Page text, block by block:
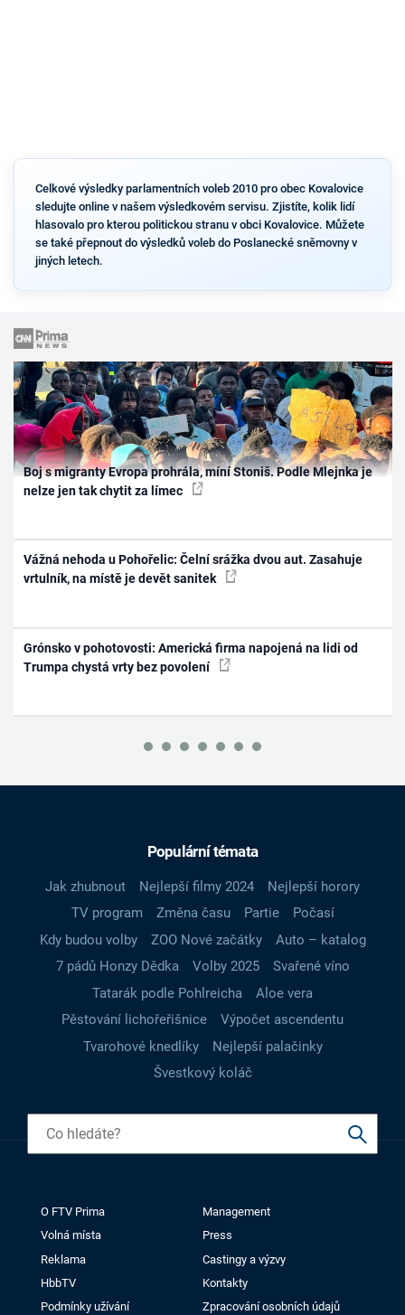
Celkové výsledky parlamentních voleb 2010 pro obec Kovalovice
sledujte online v našem výsledkovém servisu. Zjistíte, kolik lidí
hlasovalo pro kterou politickou stranu v obci Kovalovice. Můžete
se také přepnout do výsledků voleb do Poslanecké sněmovny v
jiných letech.
Boj s migranty Evropa prohrála, míní Stoniš. Podle Mlejnka je
nelze jen tak chytit za límec
Vážná nehoda u Pohořelic: Čelní srážka dvou aut. Zasahuje
vrtulník, na místě je devět sanitek
Grónsko v pohotovosti: Americká firma napojená na lidi od
Trumpa chystá vrty bez povolení
Populární témata
Jak zhubnout Nejlepší filmy 2024
Nejlepší horory
TV program
Změna času Partie
Počasí
Kdy budou volby
ZOO Nové začátky
Auto – katalog
7 pádů Honzy Dědka
Volby 2025
Svařené víno
Tatarák podle Pohlreicha
Aloe vera
Pěstování lichořeřišnice
Výpočet ascendentu
Tvarohové knedlíky
Nejlepší palačinky
Švestkový koláč
O FTV Prima
Management
Volná místa
Press
Reklama
Castingy a výzvy
HbbTV
Kontakty
Podmínky užívání
Zpracování osobních údajů